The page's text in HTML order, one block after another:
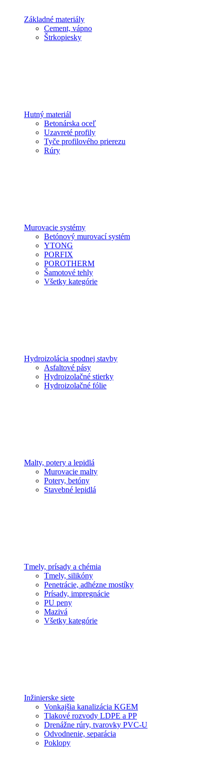
Základné materiály
Cement, vápno
Štrkopiesky
Hutný materiál
Betonárska oceľ
Uzavreté profily
Tyče profilového prierezu
Rúry
Murovacie systémy
Betónový murovací systém
YTONG
PORFIX
POROTHERM
Šamotové tehly
Všetky kategórie
Hydroizolácia spodnej stavby
Asfaltové pásy
Hydroizolačné stierky
Hydroizolačné fólie
Malty, potery a lepidlá
Murovacie malty
Potery, betóny
Stavebné lepidlá
Tmely, prísady a chémia
Tmely, silikóny
Penetrácie, adhézne mostíky
Prísady, impregnácie
PU peny
Mazivá
Všetky kategórie
Inžinierske siete
Vonkajšia kanalizácia KGEM
Tlakové rozvody LDPE a PP
Drenážne rúry, tvarovky PVC-U
Odvodnenie, separácia
Poklopy